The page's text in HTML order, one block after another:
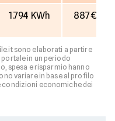
1.794 KWh 887€
sono elaborati a partire
in un periodo
spesa e risparmio hanno
variare in base al profilo
condizioni economiche dei